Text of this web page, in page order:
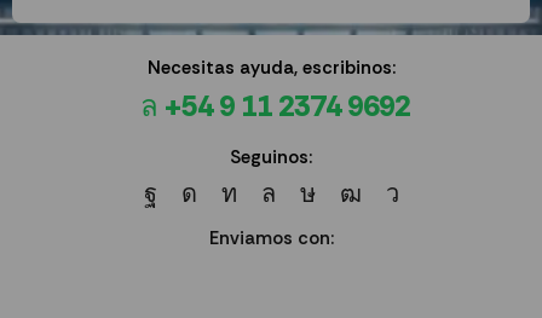
Necesitas ayuda, escribinos:
+54 9 11 2374 9692
Seguinos:
Enviamos con: